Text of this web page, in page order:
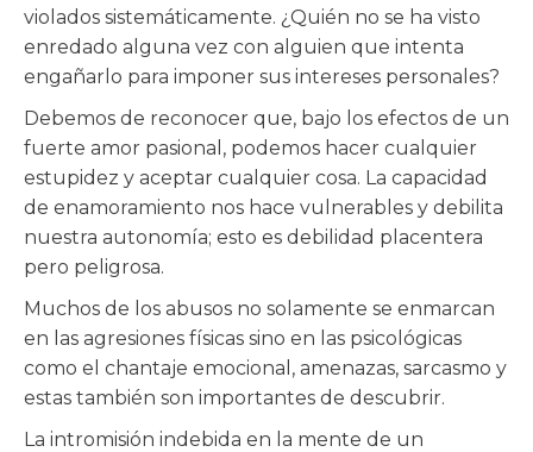
violados sistemáticamente. ¿Quién no se ha visto
enredado alguna vez con alguien que intenta
engañarlo para imponer sus intereses personales?
Debemos de reconocer que, bajo los efectos de un
fuerte amor pasional, podemos hacer cualquier
estupidez y aceptar cualquier cosa. La capacidad
de enamoramiento nos hace vulnerables y debilita
nuestra autonomía; esto es debilidad placentera
pero peligrosa.
Muchos de los abusos no solamente se enmarcan
en las agresiones físicas sino en las psicológicas
como el chantaje emocional, amenazas, sarcasmo y
estas también son importantes de descubrir.
La intromisión indebida en la mente de un